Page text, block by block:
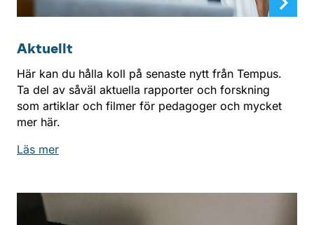
Aktuellt
Här kan du hålla koll på senaste nytt från Tempus.
Ta del av såväl aktuella rapporter och forskning
som artiklar och filmer för pedagoger och mycket
mer här.
Läs mer